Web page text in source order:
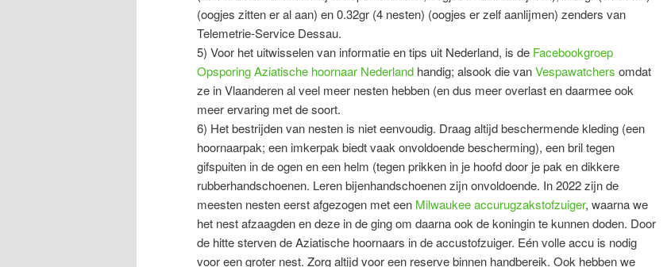
(oogjes zitten er al aan) en 0.32gr (4 nesten) (oogjes er zelf aanlijmen) zenders van
Telemetrie-Service Dessau.
5) Voor het uitwisselen van informatie en tips uit Nederland, is de Facebookgroep
Opsporing Aziatische hoornaar Nederland handig; alsook die vanVespawatchers omdat
ze in Vlaanderen al veel meer nesten hebben (en dus meer overlast en daarmee ook
meer ervaring met de soort.
6) Het bestrijden van nesten is niet eenvoudig. Draag altijd beschermende kleding (een
hoornaarpak; een imkerpak biedt vaak onvoldoende bescherming), een bril tegen
gifspuiten in de ogen en een helm (tegen prikken in je hoofd door je pak en dikkere
rubberhandschoenen. Leren bijenhandschoenen zijn onvoldoende. In 2022 zijn de
meesten nesten eerst afgezogen met een Milwaukee accurugzakstofzuiger, waarna we
het nest afzaagden en deze in de ging om daarna ook de koningin te kunnen doden. Door
de hitte sterven de Aziatische hoornaars in de accustofzuiger. Eén volle accu is nodig
voor een groter nest. Zorg altijd voor een reserve binnen handbereik. Ook hebben we